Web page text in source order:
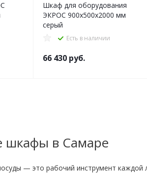
Шкаф для оборудования
ЭКРОС 900х500х2000 мм
серый
Есть в наличии
66 430 руб.
шкафы в Самаре
— это рабочий инструмент каждой